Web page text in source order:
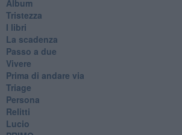
Album
Tristezza
I libri
La scadenza
Passo a due
Vivere
Prima di andare via
Triage
Persona
Relitti
Lucio